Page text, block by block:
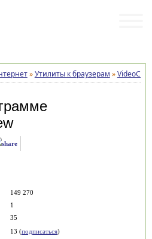
»Утилиты к браузерам »
149 270
1
35
13 (подписаться)